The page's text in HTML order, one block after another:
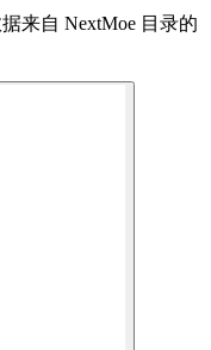
来自 NextMoe 目录的